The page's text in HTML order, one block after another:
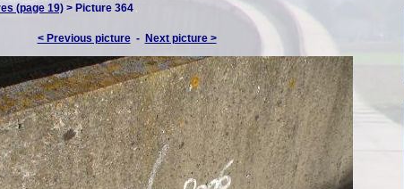
(page 19) > Picture 364
< Previous picture- Next picture >